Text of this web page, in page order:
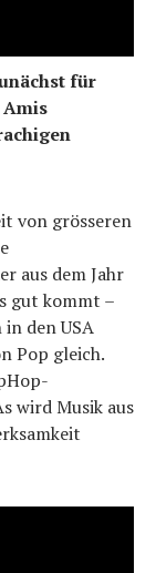
für
von grösseren
aus dem Jahr
gut kommt –
den USA
Pop gleich.
wird Musik aus